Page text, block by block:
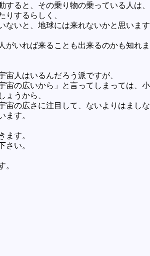
すると、その乗り物の乗っている人は、
りするらしく、
ないと、地球には来れないかと思います
がいれば来ることも出来るのかも知れま
宙人はいるんだろう派ですが、
宙の広いから」と言ってしまっては、小
ょうから、
宙の広さに注目して、ないよりはましな
ます。
ます。
さい。
。